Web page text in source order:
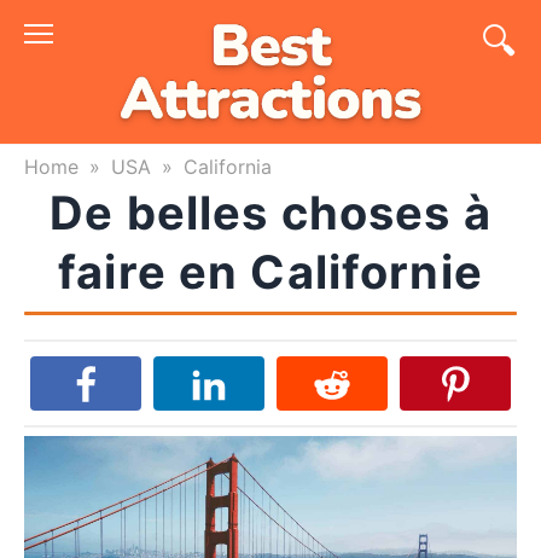
Skip
Home » USA » California
De belles choses à
faire en Californie